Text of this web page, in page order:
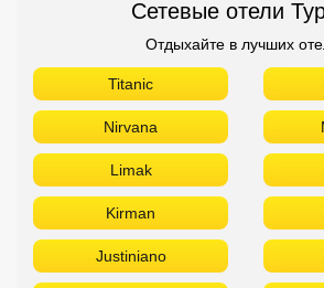
Сетевые отели
Отдыхайте в лучших
Titanic
Nirvana
Limak
Kirman
Justiniano